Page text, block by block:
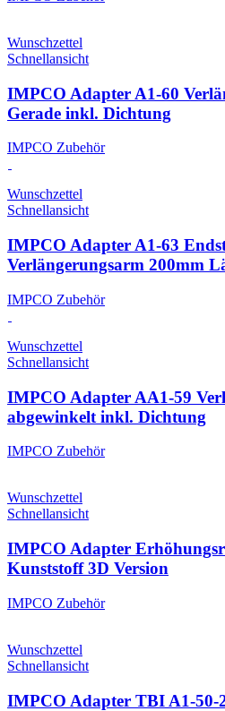
Wunschzettel
Schnellansicht
IMPCO Adapter A1-60
Gerade inkl. Dichtung
IMPCO Zubehör
Wunschzettel
Schnellansicht
IMPCO Adapter A1-63
Verlängerungsarm 200mm
IMPCO Zubehör
Wunschzettel
Schnellansicht
IMPCO Adapter AA1-59
abgewinkelt inkl. Dichtung
IMPCO Zubehör
Wunschzettel
Schnellansicht
IMPCO Adapter
Kunststoff 3D Version
IMPCO Zubehör
Wunschzettel
Schnellansicht
IMPCO Adapter TBI A1-50-